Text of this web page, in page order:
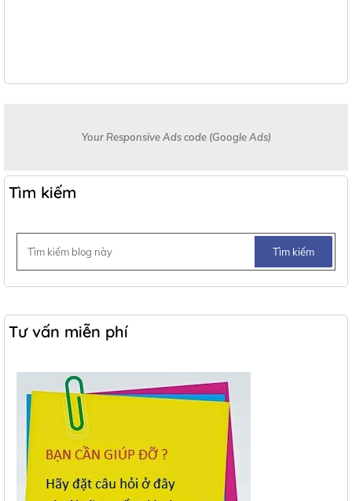
Your Responsive Ads code (Google Ads)
Tìm kiếm
Tư vấn miễn phí